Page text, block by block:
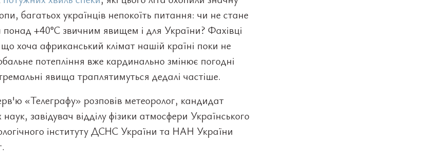
багатьох українців непокоїть питання: чи не стане
+40°C звичним явищем і для України? Фахівці
хоча африканський клімат нашій країні поки не
потепління вже кардинально змінює погодні
явища траплятимуться дедалі частіше.
«Телеграфу» розповів метеоролог, кандидат
наук, завідувач відділу фізики атмосфери Українського
інституту ДСНС України та НАН України